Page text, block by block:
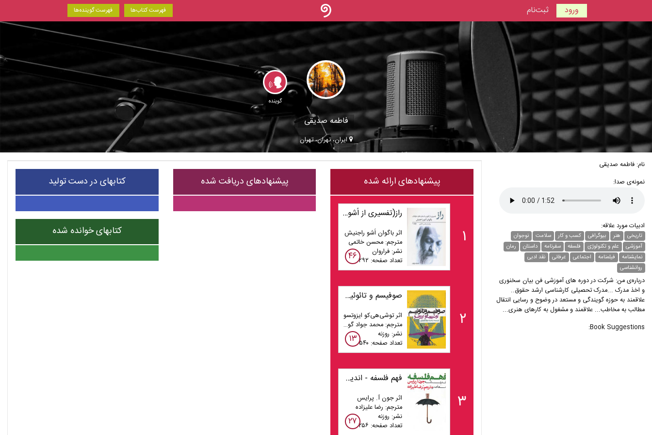
ورود ثبت‌نام فهرست گوینده‌ها فهرست کتاب‌ها
گوینده
فاطمه صدیقی
ایران، تهران، تهران
نام: فاطمه صدیقی
نمونه‌ی صدا:
ادبیات مورد علاقه:
تاریخی هنر بیوگرافی کسب و کار سلامت
نوجوان
آموزشی
علم و تکنولوژی فلسفه سفرنامه داستان
رمان
نمایشنامه
فیلمنامه اجتماعی عرفانی
نقد ادبی
روانشناسی
درباره‌ی من: شرکت در دوره های آموزشی فن بیان سخنوری
و اخذ مدرک ...مدرک تحصیلی کارشناسی ارشد حقوق..
علاقمند به حوزه گویندگی و مستعد در وضوح و رسایی انتقال
مطالب به مخاطب... علاقمند و مشغول به کارهای هنری...
Book Suggestions:
پیشنهادهای ارائه شده
۱
راز(تفسیری از اُشو بر داستان های صوفیان) جلد1
اثر باگوان اُشو راجنیش
مترجم: محسن خاتمی
نشر: فراروان
تعداد صفحه: ۲۹۲
۴۶
۲
صوفیسم و تائوئیسم
اثر توشی‌هی‌کو ایزوتسو
مترجم: محمد جواد گوهری
نشر: روزنه
تعداد صفحه: ۵۴۰
۱۳
۳
فهم فلسفه - اندیشه معاصر (بخش 3/3)
اثر جون آ. پرایس
مترجم: رضا علیزاده
نشر: روزنه
تعداد صفحه: ۲۵۶
۲۷
پیشنهادهای دریافت شده کتابهای در دست تولید
کتابهای خوانده شده